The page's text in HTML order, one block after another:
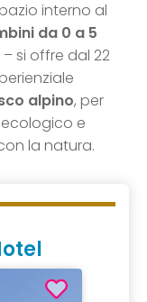
interno al
da 0 a 5
si offre dal 22
alpino, per
e
la natura.